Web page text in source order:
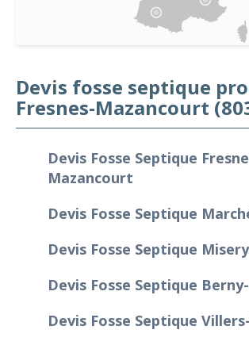
Devis fosse septique
Fresnes-Mazancourt
Devis Fosse Septique
Mazancourt
Devis Fosse Septique
Devis Fosse Septique Misery
Devis Fosse Septique
Devis Fosse Septique